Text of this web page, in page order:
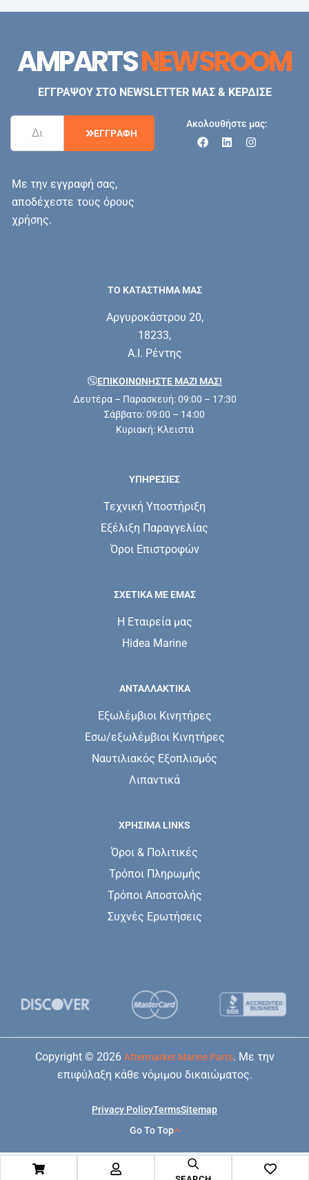
AMPARTSNEWSROOM
ΕΓΓΡΑΨΟΥ ΣΤΟ NEWSLETTER ΜΑΣ & ΚΕΡΔΙΣΕ
ΕΓΓΡΑΦΗ
Με την εγγραφή σας,
αποδέχεστε τους όρους
χρήσης.
Ακολουθήστε μας:
ΤΟ ΚΑΤΑΣΤΗΜΑ ΜΑΣ
Αργυροκάστρου 20,
18233,
Α.Ι. Ρέντης
ΕΠΙΚΟΙΝΩΝΗΣΤΕ ΜΑΖΊ ΜΑΣ!
Δευτέρα – Παρασκευή: 09:00 – 17:30
Σάββατο: 09:00 – 14:00
Κυριακή: Κλειστά
ΥΠΗΡΕΣΊΕΣ
Τεχνική Υποστήριξη
Εξέλιξη Παραγγελίας
Όροι Επιστροφών
ΣΧΕΤΙΚΆ ΜΕ ΕΜΆΣ
Η Εταιρεία μας
Hidea Marine
ΑΝΤΑΛΛΑΚΤΙΚΑ
Εξωλέμβιοι Κινητήρες
Εσω/εξωλέμβιοι Κινητήρες
Ναυτιλιακός Εξοπλισμός
Λιπαντικά
ΧΡΗΣΙΜΑ LINKS
Όροι & Πολιτικές
Τρόποι Πληρωμής
Τρόποι Αποστολής
Συχνές Ερωτήσεις
Copyright © 2026 Aftermarket Marine Parts. Με την
επιφύλαξη κάθε νόμιμου δικαιώματος.
Go To Top
Privacy PolicyTermsSitemap